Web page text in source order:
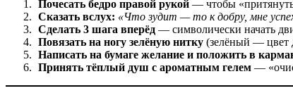
Почесать бедро правой рукой — чтобы
Сказать вслух: «Что зудит — то к добру, мне
Сделать 3 шага вперёд — символически начать
Повязать на ногу зелёную нитку (зелёный — цвет
Написать на бумаге желание и положить в
Принять тёплый душ с ароматным гелем —